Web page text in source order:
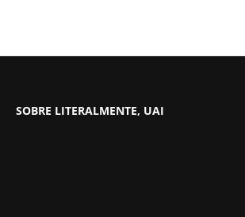
SOBRE LITERALMENTE, UAI